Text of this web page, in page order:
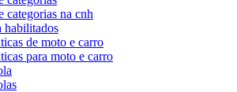
categorias na cnh
habilitados
de moto e carro
para moto e carro